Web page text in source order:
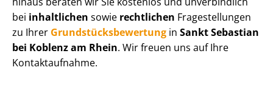
bei inhaltlichen sowie rechtlichen Fragestellungen
zu Ihrer Grund­stücks­be­wer­tung in Sankt Sebastian
bei Koblenz am Rhein. Wir freuen uns auf Ihre
Kontaktaufnahme.